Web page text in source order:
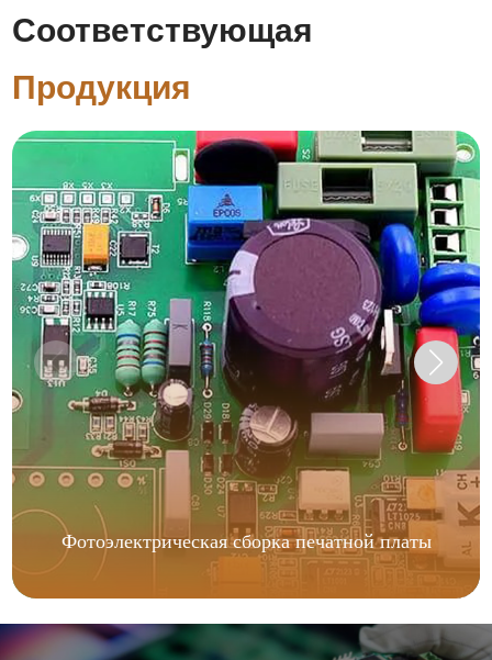
Соответствующая
Продукция
Фотоэлектрическая сборка печатной платы